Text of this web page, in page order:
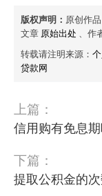
版权声明： 原创作
文章 原始出处 、作
转载请注明来源：
贷款网
上篇：
信用购有免息
下篇：
提取公积金的